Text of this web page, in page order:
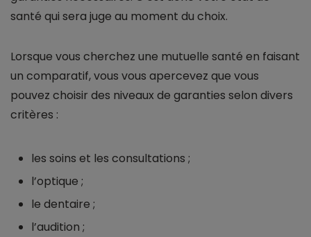
santé qui sera juge au moment du choix.
Lorsque vous cherchez une mutuelle santé en faisant
un comparatif, vous vous apercevez que vous
pouvez choisir des niveaux de garanties selon divers
critères :
les soins et les consultations ;
l’optique ;
le dentaire ;
l’audition ;